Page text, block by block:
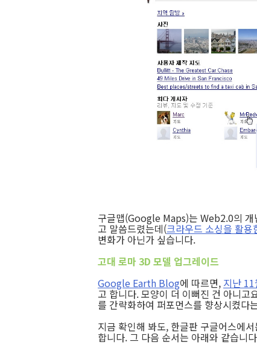
구글맵(Google Maps)는 Web2.0의 개
고 말씀드렸는데(크라우드 소싱을 활
변화가 아닌가 싶습니다.
고대 로마 3D 모델 업그레이드
Google Earth Blog에 따르면, 지난 11
고 합니다. 모양이 더 이뻐진 건 아니고
를 간략화하여 퍼포먼스를 향상시켰다
지금 확인해 봐도, 한글판 구글어스에
합니다. 그 다음 순서는 아래와 같습니